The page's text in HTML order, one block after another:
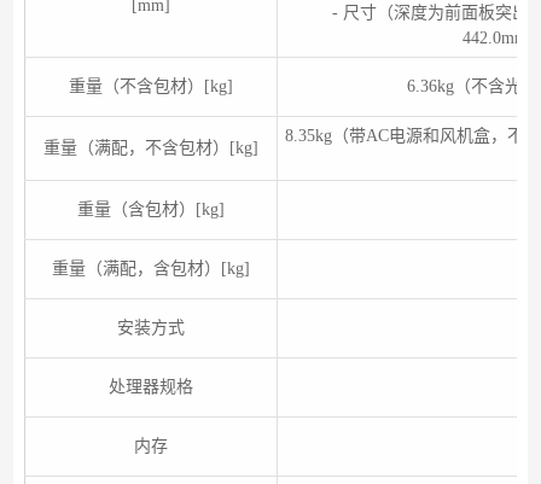
[mm]
- 尺寸（深度为前面板突出
重量（不含包材）[kg] 6.36kg（不含光
重量（满配，不含包材）[kg]
8.35kg（带AC电源和风机盒，不
重量（含包材）[kg]
重量（满配，含包材）[kg]
安装方式
处理器规格
内存